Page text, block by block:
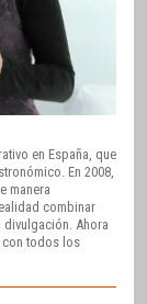
en España, que
En 2008,
manera
combinar
Ahora
con todos los